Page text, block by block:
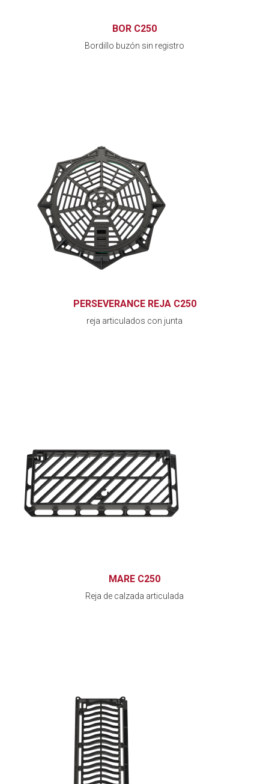
BOR C250
Bordillo buzón sin registro
PERSEVERANCE REJA C250
reja articulados con junta
MARE C250
Reja de calzada articulada